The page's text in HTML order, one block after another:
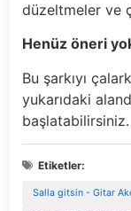
düzeltmeler ve
Henüz öneri
Bu şarkıyı
yukarıdaki
başlatabilirsiniz.
Etiketler:
Salla gitsin - Gitar